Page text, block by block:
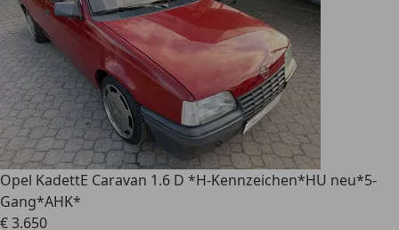
Opel KadettE Caravan 1.6 D *H-Kennzeichen*HU neu*5-
Gang*AHK*
€ 3.650